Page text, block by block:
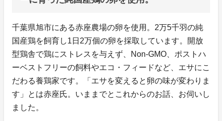
千葉県旭市にある赤座農場の卵を使用。2万5千羽の純
国産鶏を飼育し1日2万個の卵を採取しています。開放
型鶏舎で鶏にストレスを与えず、Non-GMO、ポストハ
ーベストフリーの飼料やエコ・フィードなど、エサにこ
だわる養鶏家です。「エサを変えると卵の味が変わりま
す」とは赤座氏。いままでとこれからのお話、お伺いし
ました。